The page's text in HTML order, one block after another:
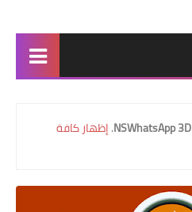
واتساب عمر العنابي
واتساب عمر الازرق
NSWhatsApp 3D
.إظهار كافة